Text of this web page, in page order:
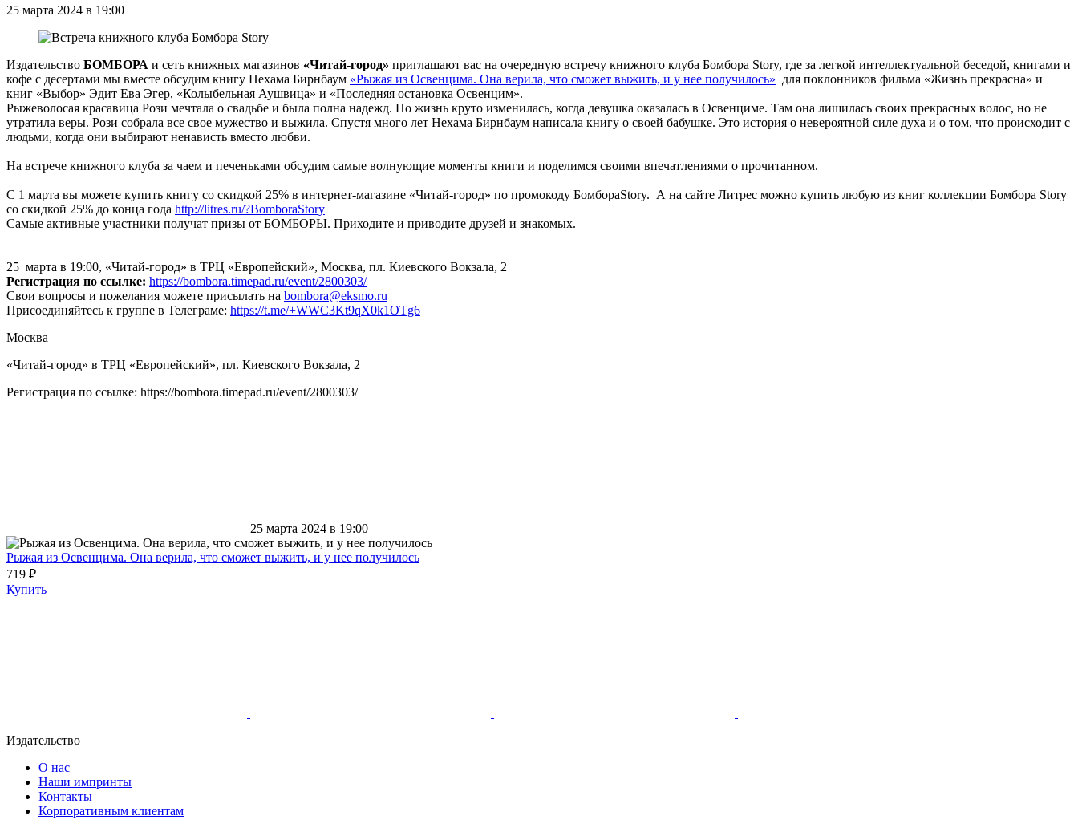
25 марта 2024 в 19:00
Издательство БОМБОРА и сеть книжных магазинов «Читай-город» приглашают вас на очередную встречу книжного клуба Бомбора Story, где за легкой интеллектуальной беседой, книгами и
кофе с десертами мы вместе обсудим книгу Нехама Бирнбаум «Рыжая из Освенцима. Она верила, что сможет выжить, и у нее получилось» для поклонников фильма «Жизнь прекрасна» и
книг «Выбор» Эдит Ева Эгер, «Колыбельная Аушвица» и «Последняя остановка Освенцим».
Рыжеволосая красавица Рози мечтала о свадьбе и была полна надежд. Но жизнь круто изменилась, когда девушка оказалась в Освенциме. Там она лишилась своих прекрасных волос, но не
утратила веры. Рози собрала все свое мужество и выжила. Спустя много лет Нехама Бирнбаум написала книгу о своей бабушке. Это история о невероятной силе духа и о том, что происходит с
людьми, когда они выбирают ненависть вместо любви.
На встрече книжного клуба за чаем и печеньками обсудим самые волнующие моменты книги и поделимся своими впечатлениями о прочитанном.
С 1 марта вы можете купить книгу со скидкой 25% в интернет-магазине «Читай-город» по промокоду БомбораStory. А на сайте Литрес можно купить любую из книг коллекции Бомбора Story
со скидкой 25% до конца года http://litres.ru/?BomboraStory
Самые активные участники получат призы от БОМБОРЫ. Приходите и приводите друзей и знакомых.
25 марта в 19:00, «Читай-город» в ТРЦ «Европейский», Москва, пл. Киевского Вокзала, 2
Регистрация по ссылке: https://bombora.timepad.ru/event/2800303/
Свои вопросы и пожелания можете присылать на bombora@eksmo.ru
Присоединяйтесь к группе в Телеграме: https://t.me/+WWC3Kt9qX0k1OTg6
Москва
«Читай-город» в ТРЦ «Европейский», пл. Киевского Вокзала, 2
Регистрация по ссылке: https://bombora.timepad.ru/event/2800303/
25 марта 2024 в 19:00
Рыжая из Освенцима. Она верила, что сможет выжить, и у нее получилось
719 ₽
Купить
Издательство
О нас
Наши импринты
Контакты
Корпоративным клиентам